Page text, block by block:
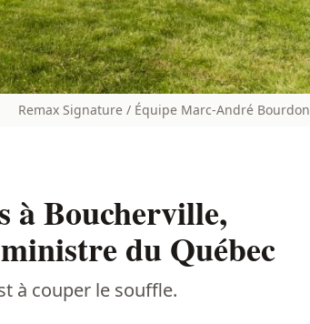
Remax Signature / Équipe Marc-André Bourdon
à Boucherville,
du Québec
à couper le souffle.